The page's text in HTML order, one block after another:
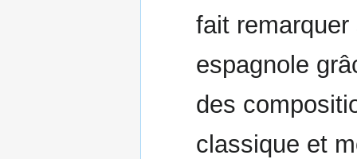
fait
espagnole
des
classique et